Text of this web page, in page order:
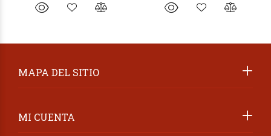
MAPA DEL SITIO
MI CUENTA